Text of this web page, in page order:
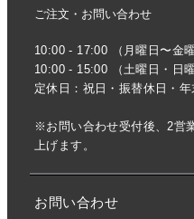
ご注文・お問い合わせ
10:00 - 17:00 （月曜日〜金曜
10:00 - 15:00 （土曜日・日曜
定休日：祝日・振替休日・
※お問い合わせ受付後、2営
上げます。
お問い合わせ